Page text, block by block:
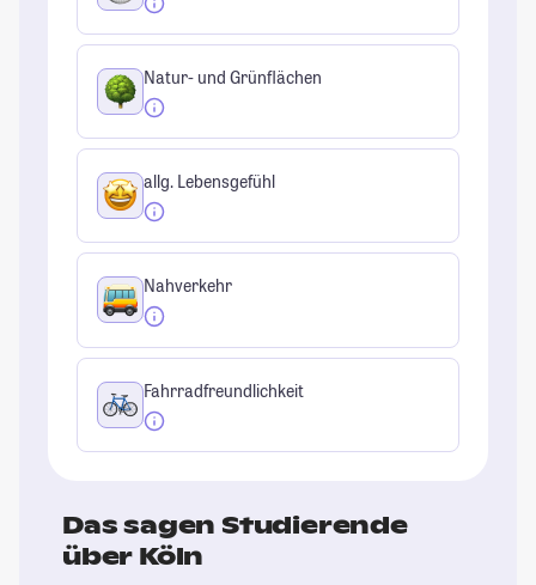
Natur- und Grünflächen
allg. Lebensgefühl
Nahverkehr
Fahrradfreundlichkeit
Das sagen Studierende
über Köln